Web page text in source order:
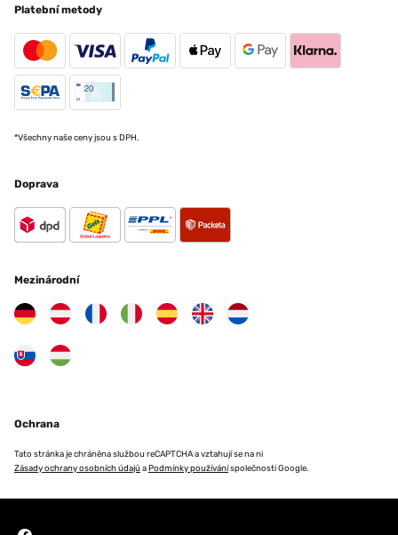
Un cadre solide avec une douce couleur
Utilisateur d'Amazon
Pourrais être amélioré. Les agrafes arrière sont cassantes
plastifiées pour leur protection des deux cotés donc le conditionnement
désigner, cadeau fait à mon fils qui est en disign il a été ravi du rendu. La
qualité est même supérieure au prix !
Utilisateur d'Amazon
Très bon rapport qualité prix pour ce cadre photo format A2. Le plexiglas
est protégé par un film de chaque côté. Les attaches au dos sont très
dans un autre carton. J'ai rarement vu un emballage aussi bien fait ! Je
Platební metody
*Všechny naše ceny jsou s DPH.
Doprava
Mezinárodní
Ochrana
Tato stránka je chráněna službou reCAPTCHA a vztahují se na ni
Zásady ochrany osobních údajů aPodmínky používáníspolečnosti Google.